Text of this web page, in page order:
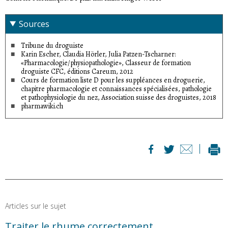
Sources
Tribune du droguiste
Karin Escher, Claudia Hörler, Julia Patzen-Tscharner:
«Pharmacologie/physiopathologie», Classeur de formation
droguiste CFC, éditions Careum, 2012
Cours de formation liste D pour les suppléances en droguerie,
chapitre pharmacologie et connaissances spécialisées, pathologie
et pathophysiologie du nez, Association suisse des droguistes, 2018
pharmawiki.ch
Articles sur le sujet